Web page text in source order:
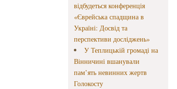
відбудеться конференція
«Єврейська спадщина в
Україні: Досвід та
перспективи досліджень»
У Теплицькій громаді на
Вінничині вшанували
пам’ять невинних жертв
Голокосту